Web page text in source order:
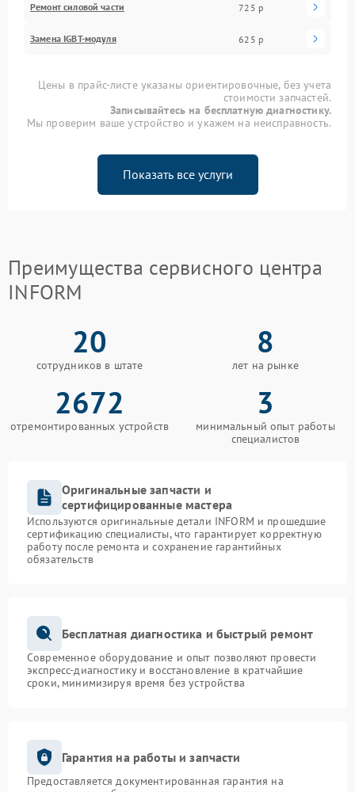
Ремонт силовой части 725 р
Замена IGBT-модуля 625 р
Цены в прайс-листе указаны ориентировочные, без учета
стоимости запчастей.
Записывайтесь на бесплатную диагностику.
Мы проверим ваше устройство и укажем на неисправность.
Показать все услуги
Преимущества сервисного центра
INFORM
20
сотрудников в штате
8
лет на рынке
2672
отремонтированных устройств
3
минимальный опыт работы
специалистов
Оригинальные запчасти и
сертифицированные мастера
Используются оригинальные детали INFORM и прошедшие
сертификацию специалисты, что гарантирует корректную
работу после ремонта и сохранение гарантийных
обязательств
Бесплатная диагностика и быстрый ремонт
Современное оборудование и опыт позволяют провести
экспресс-диагностику и восстановление в кратчайшие
сроки, минимизируя время без устройства
Гарантия на работы и запчасти
Предоставляется документированная гарантия на